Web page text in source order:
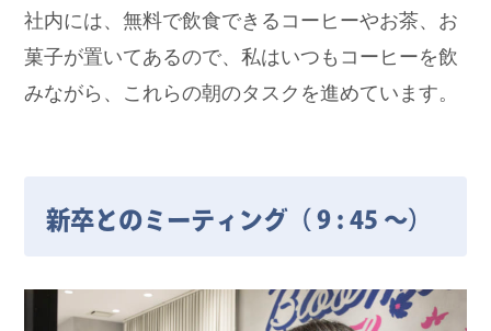
社内には、無料で飲食できるコーヒーやお茶、お
菓子が置いてあるので、私はいつもコーヒーを飲
みながら、これらの朝のタスクを進めています。
新卒とのミーティング（ 9 : 45 ～）